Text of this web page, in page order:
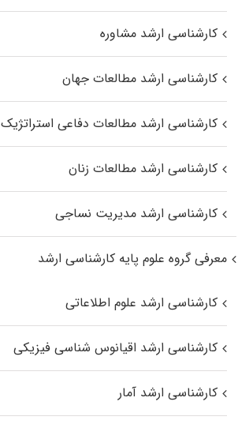
کارشناسی ارشد مشاوره
کارشناسی ارشد مطالعات جهان
کارشناسی ارشد مطالعات دفاعی استراتژیک
کارشناسی ارشد مطالعات زنان
کارشناسی ارشد مدیریت نساجی
معرفی گروه علوم پایه کارشناسی ارشد
کارشناسی ارشد علوم اطلاعاتی
کارشناسی ارشد اقیانوس‌ شناسی فیزیکی
کارشناسی ارشد آمار